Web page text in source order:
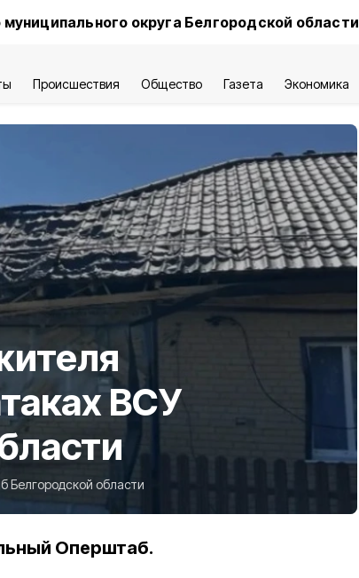
округа Белгородской области
Происшествия Общество Газета Экономика
ВСУ
Белгородской области
Оперштаб.